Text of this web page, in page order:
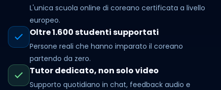
L'unica scuola online di coreano certificata a livello
europeo.
Oltre 1.600 studenti supportati
Persone reali che hanno imparato il coreano
partendo da zero.
Tutor dedicato, non solo video
Supporto quotidiano in chat, feedback audio e